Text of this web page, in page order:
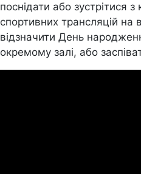
поснідати або зустрітися
спортивних трансляцій на
відзначити День
окремому залі, або